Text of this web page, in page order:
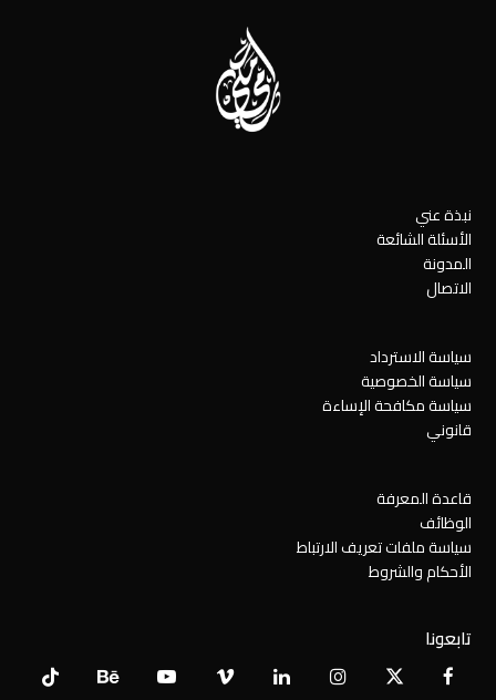
نبذة عني
الأسئلة الشائعة
المدونة
الاتصال
سياسة الاسترداد
سياسة الخصوصية
سياسة مكافحة الإساءة
قانوني
قاعدة المعرفة
الوظائف
سياسة ملفات تعريف الارتباط
الأحكام والشروط
تابعونا
Facebook
X
Instagram
LinkedIn
Vimeo
YouTube
Behance
Tiktok